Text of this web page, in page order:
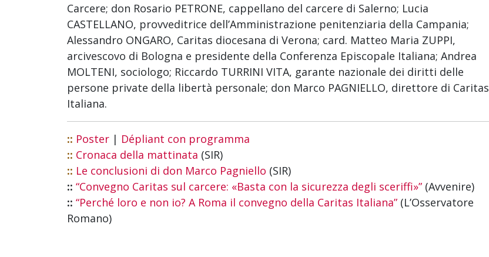
Carcere; don Rosario PETRONE, cappellano del carcere di Salerno; Lucia
CASTELLANO, provveditrice dell’Amministrazione penitenziaria della Campania;
Alessandro ONGARO, Caritas diocesana di Verona; card. Matteo Maria ZUPPI,
arcivescovo di Bologna e presidente della Conferenza Episcopale Italiana; Andrea
MOLTENI, sociologo; Riccardo TURRINI VITA, garante nazionale dei diritti delle
persone private della libertà personale; don Marco PAGNIELLO, direttore di Caritas
Italiana.
:: Poster | Dépliant con programma
:: Cronaca della mattinata (SIR)
:: Le conclusioni di don Marco Pagniello (SIR)
:: “Convegno Caritas sul carcere: «Basta con la sicurezza degli sceriffi»” (Avvenire)
:: “Perché loro e non io? A Roma il convegno della Caritas Italiana” (L’Osservatore
Romano)